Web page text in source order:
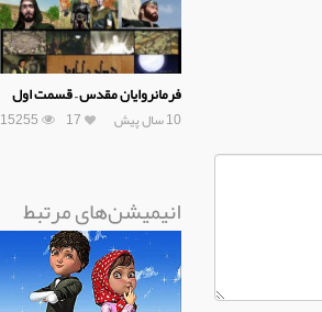
فرمانروایان مقدس – قسمت اول
10 سال پیش 15255 17
انیمیشن‌های مرتبط